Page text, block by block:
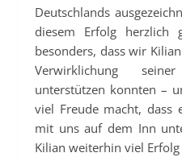
Deutschlands
diesem Erfolg herzlich
besonders, dass wir
Verwirklichung
unterstützen konnten –
viel Freude macht, dass
mit uns auf dem Inn
Kilian weiterhin viel